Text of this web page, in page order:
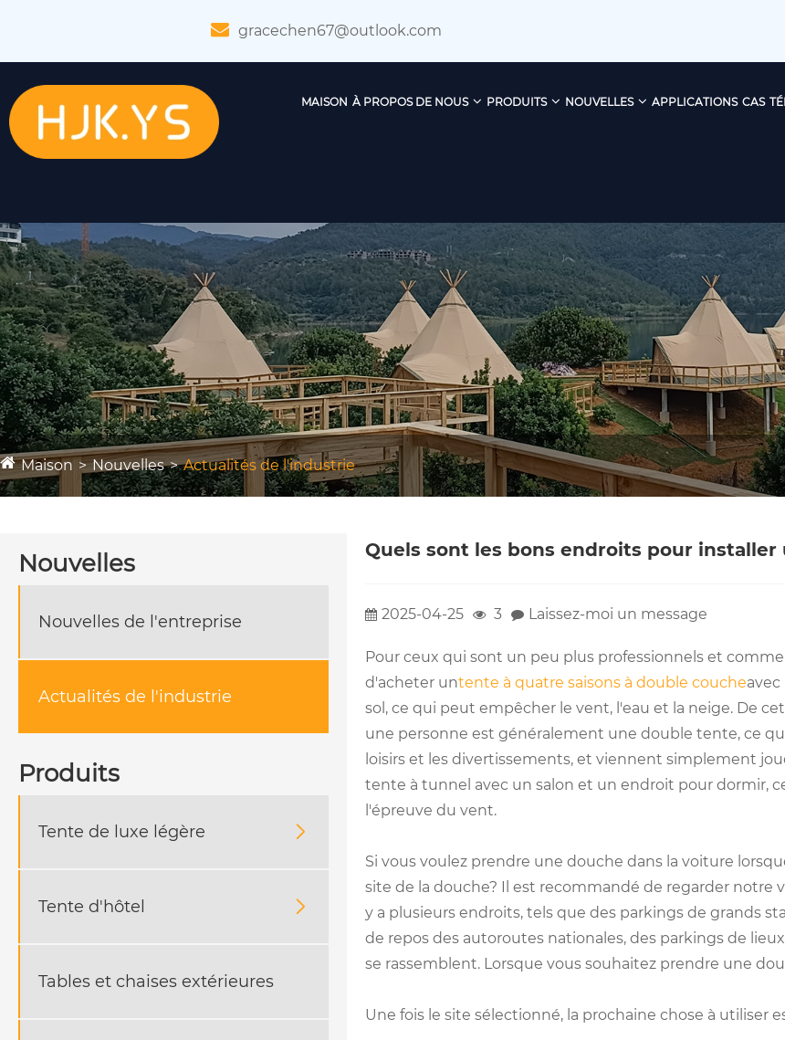
gracechen67@outlook.com
MAISON À PROPOS DE NOUS PRODUITS NOUVELLES APPLICATIONS CAS
Maison Nouvelles Actualités de l'industrie
Nouvelles
Nouvelles de l'entreprise
Actualités de l'industrie
Produits
Tente de luxe légère 
Tente d'hôtel 
Tables et chaises extérieures
Quels sont les bons endroits pour
2025-04-25 3 Laissez-moi un message
Pour ceux qui sont un peu plus professionnels et
d'acheter untente à quatre saisons à double couche
sol, ce qui peut empêcher le vent, l'eau et la neige. De
une personne est généralement une double tente, ce
loisirs et les divertissements, et viennent simplement
tente à tunnel avec un salon et un endroit pour dormir,
l'épreuve du vent.
Si vous voulez prendre une douche dans la voiture
site de la douche? Il est recommandé de regarder notre
y a plusieurs endroits, tels que des parkings de grands
de repos des autoroutes nationales, des parkings de
se rassemblent. Lorsque vous souhaitez prendre une
Une fois le site sélectionné, la prochaine chose à utiliser